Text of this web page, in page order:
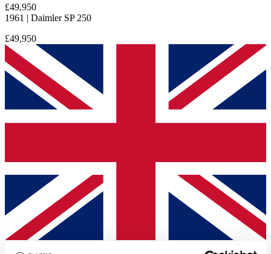
£49,950
1961 | Daimler SP 250
£49,950
Dealer